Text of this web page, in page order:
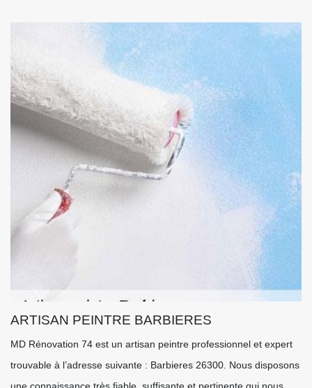
ARTISAN PEINTRE BARBIERES
MD Rénovation 74 est un artisan peintre professionnel et expert
trouvable à l’adresse suivante : Barbieres 26300. Nous disposons